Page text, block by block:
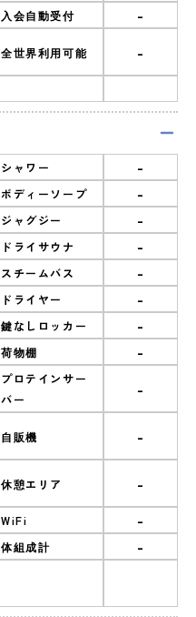
入会自動受付 -
全世界利用可能 -
シャワー -
ボディーソープ -
ジャグジー -
ドライサウナ -
スチームバス -
ドライヤー -
鍵なしロッカー -
荷物棚 -
プロテインサー
バー
-
自販機 -
休憩エリア -
WiFi -
体組成計 -